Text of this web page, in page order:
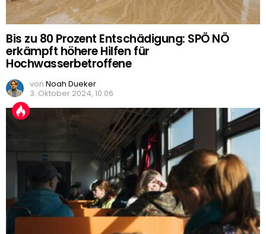
Bis zu 80 Prozent Entschädigung: SPÖ NÖ
erkämpft höhere Hilfen für
Hochwasserbetroffene
von Noah Dueker
3. Oktober 2024, 10:06